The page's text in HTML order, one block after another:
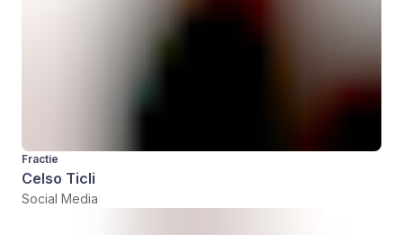
Fractie
Celso Ticli
Social Media